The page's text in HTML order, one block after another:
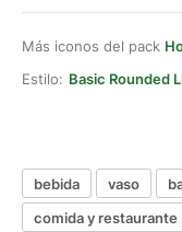
Más iconos del pack
Estilo: Basic Rounded
bebida vaso
comida y restaurante